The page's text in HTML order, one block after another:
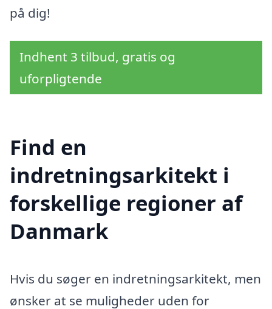
på dig!
Indhent 3 tilbud, gratis og
uforpligtende
Find en
indretningsarkitekt i
forskellige regioner af
Danmark
Hvis du søger en indretningsarkitekt, men
ønsker at se muligheder uden for